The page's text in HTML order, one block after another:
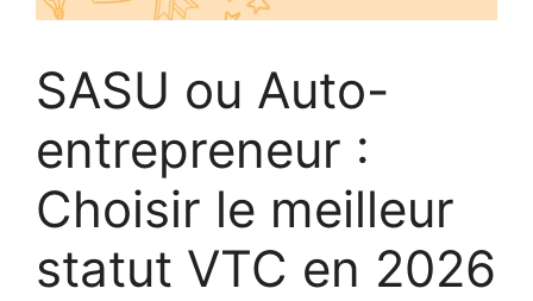
SASU ou Auto-
entrepreneur :
Choisir le meilleur
statut VTC en 2026